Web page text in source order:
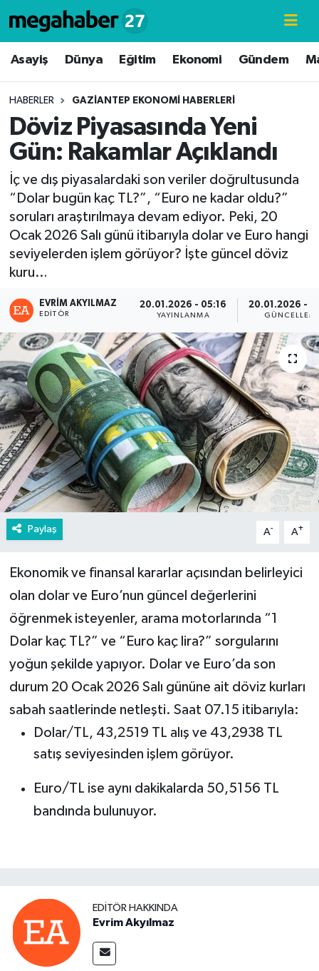
Asayiş Dünya Eğitim Ekonomi Gündem
HABERLER GAZIANTEP EKONOMI HABERLERI
Döviz Piyasasında Yeni
Gün: Rakamlar Açıklandı
İç ve dış piyasalardaki son veriler doğrultusunda
“Dolar bugün kaç TL?”, “Euro ne kadar oldu?”
soruları araştırılmaya devam ediyor. Peki, 20
Ocak 2026 Salı günü itibarıyla dolar ve Euro hangi
seviyelerden işlem görüyor? İşte güncel döviz
kuru…
EVRIM AKYILMAZ
EDITÖR
20.01.2026 - 05:16
YAYINLANMA
20.01.2026 -
Paylaş A- A+
Ekonomik ve finansal kararlar açısından belirleyici
olan dolar ve Euro’nun güncel değerlerini
öğrenmek isteyenler, arama motorlarında “1
Dolar kaç TL?” ve “Euro kaç lira?” sorgularını
yoğun şekilde yapıyor. Dolar ve Euro’da son
durum 20 Ocak 2026 Salı gününe ait döviz kurları
sabah saatlerinde netleşti. Saat 07.15 itibarıyla:
Dolar/TL, 43,2519 TL alış ve 43,2938 TL
satış seviyesinden işlem görüyor.
Euro/TL ise aynı dakikalarda 50,5156 TL
bandında bulunuyor.
EDITÖR HAKKINDA
Evrim Akyılmaz
Hava Durumu
Süper Lig Puan Durumu ve Fikstür
Tüm Manşetler
Son Dakika Haberleri
Haber Arşivi